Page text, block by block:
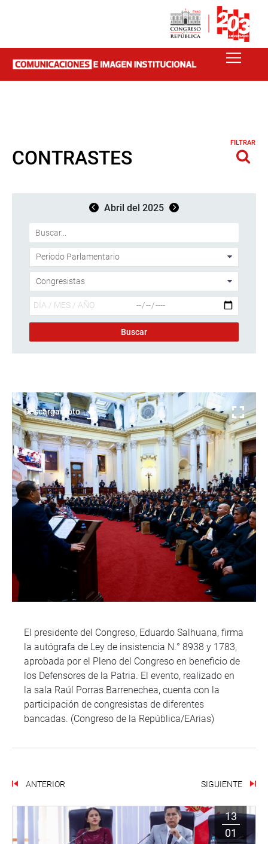
CONTRASTES
FILTRAR
Abril del 2025
Descargar foto
El presidente del Congreso, Eduardo Salhuana, firma
la autógrafa de Ley de insistencia N.° 8938 y 1783,
aprobada por el Pleno del Congreso en beneficio de
los Defensores de la Patria. El evento, realizado en
la sala Raúl Porras Barrenechea, cuenta con la
participación de congresistas de diferentes
bancadas. (Congreso de la República/EArias)
ANTERIOR SIGUIENTE
13
01